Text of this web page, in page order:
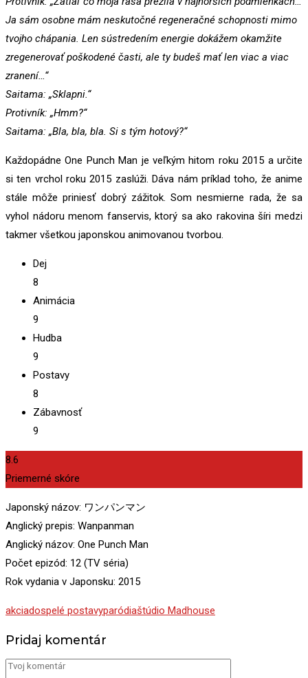
Ja sám osobne mám neskutočné regeneračné schopnosti mimo
tvojho chápania. Len sústredením energie dokážem okamžite
zregenerovať poškodené časti, ale ty budeš mať len viac a viac
zranení…“
Saitama: „Sklapni.“
Protivník: „Hmm?“
Saitama: „Bla, bla, bla. Si s tým hotový?“
Každopádne One Punch Man je veľkým hitom roku 2015 a určite
si ten vrchol roku 2015 zaslúži. Dáva nám príklad toho, že anime
stále môže priniesť dobrý zážitok. Som nesmierne rada, že sa
vyhol nádoru menom fanservis, ktorý sa ako rakovina šíri medzi
takmer všetkou japonskou animovanou tvorbou.
Dej
8
Animácia
9
Hudba
9
Postavy
8
Zábavnosť
9
8.6
Priemerné skóre
Japonský názov: ワンパンマン
Anglický prepis: Wanpanman
Anglický názov: One Punch Man
Počet epizód: 12 (TV séria)
Rok vydania v Japonsku: 2015
akciadospelé postavyparódiaštúdio Madhouse
Pridaj komentár